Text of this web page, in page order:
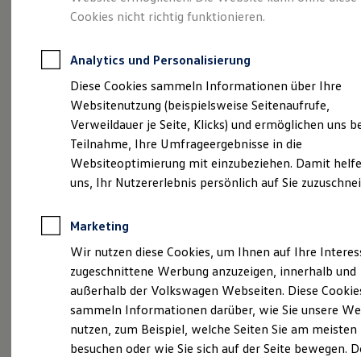
Kleinwagen-Leasing
Leasing ohne Anzahlung
Autokredit mit Schlussrate
Versicherungen und Garantien
Kfz-Versicherung
Restschuldversicherungen
Garantien
Wartungsverträge
Geschäftskunden
Professional Class bei Volkswagen
Großkunden
Behörden
Anpfiff zum Gewinn
Elektroautos
ID. Tutorials
Elektrofahrzeugkonzepte
Reichweite
Reichweite der ID. Modelle
Reichweite im Winter
für gut befunden.
Volkswagen
Zertifizierte
Gebrauchtwagen.
(Impressum & Rechtliches)
Cookies nicht richtig funktionieren.
Analytics und Personalisierung
Diese Cookies sammeln Informationen über Ihre
Websitenutzung (beispielsweise Seitenaufrufe,
Verweildauer je Seite, Klicks) und ermöglichen uns
Teilnahme, Ihre Umfrageergebnisse in die
Websiteoptimierung mit einzubeziehen. Damit
uns, Ihr Nutzererlebnis persönlich auf Sie
Marketing
Wir nutzen diese Cookies, um Ihnen auf Ihre
zugeschnittene Werbung anzuzeigen, innerhalb und
außerhalb der Volkswagen Webseiten. Diese
sammeln Informationen darüber, wie Sie unsere
nutzen, zum Beispiel, welche Seiten Sie am meisten
besuchen oder wie Sie sich auf der Seite bewegen.